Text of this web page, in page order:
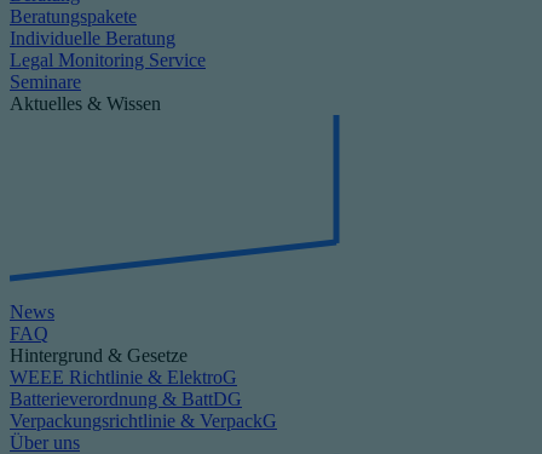
Beratungspakete
Individuelle Beratung
Legal Monitoring Service
Seminare
Aktuelles & Wissen
News
FAQ
Hintergrund & Gesetze
WEEE Richtlinie & ElektroG
Batterieverordnung & BattDG
Verpackungsrichtlinie & VerpackG
Über uns